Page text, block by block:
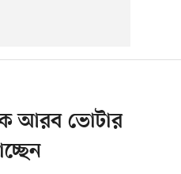
আরব ভোটার